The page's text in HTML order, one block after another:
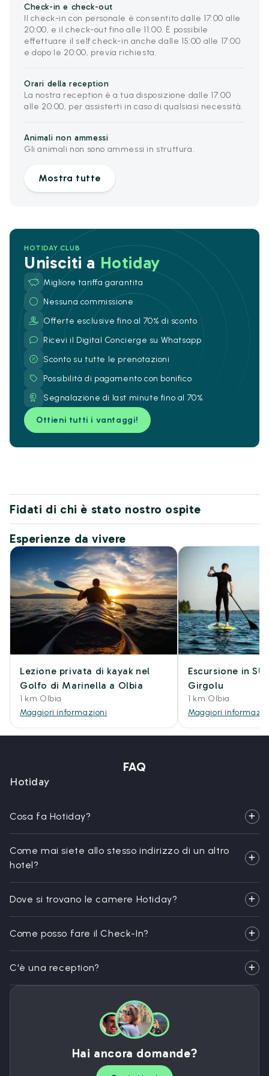
Check-in e check-out
Il check-in con personale è consentito dalle 17:00 alle
20:00, e il check-out fino alle 11:00. È possibile
effettuare il self check-in anche dalle 15:00 alle 17:00
e dopo le 20:00, previa richiesta.
Orari della reception
La nostra reception è a tua disposizione dalle 17:00
alle 20:00, per assisterti in caso di qualsiasi necessità.
Animali non ammessi
Gli animali non sono ammessi in struttura.
Mostra tutte
HOTIDAY CLUB
Unisciti a Hotiday
Migliore tariffa garantita
Nessuna commissione
Offerte esclusive fino al 70% di sconto
Ricevi il Digital Concierge su Whatsapp
Sconto su tutte le prenotazioni
Possibilità di pagamento con bonifico
Segnalazione di last minute fino al 70%
Ottieni tutti i vantaggi!
Fidati di chi è stato nostro ospite
Esperienze da vivere
Lezione privata di kayak nel
Golfo di Marinella a Olbia
1 km Olbia
Maggiori informazioni
Escursione in
Girgolu
1 km Olbia
Maggiori
FAQ
Hotiday
Cosa fa Hotiday?
Come mai siete allo stesso indirizzo di un altro
hotel?
Dove si trovano le camere Hotiday?
Come posso fare il Check-In?
C'è una reception?
Hai ancora domande?